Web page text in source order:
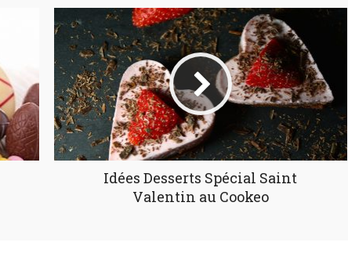
Idées Desserts Spécial Saint
Valentin au Cookeo